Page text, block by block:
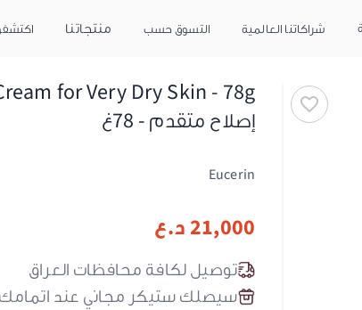
منتجاتنا التسوق حسب شراكاتنا العالمية
إصلاح متقدم - 78غ
Eucerin
21,000د.ع
توصيل لكافة محافظات العراق
سيصلك ستيكر مجاني عند اتمامك